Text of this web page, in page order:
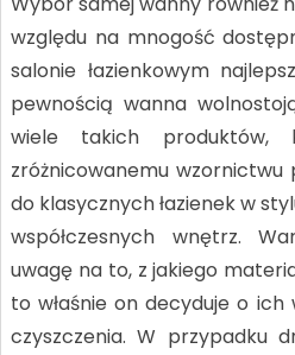
względu na mnogość
salonie łazienkowym
pewnością wanna
wiele takich produktów,
zróżnicowanemu
do klasycznych łazienek w
współczesnych wnętrz.
uwagę na to, z jakiego
to właśnie on decyduje o ich
czyszczenia. W przypadku